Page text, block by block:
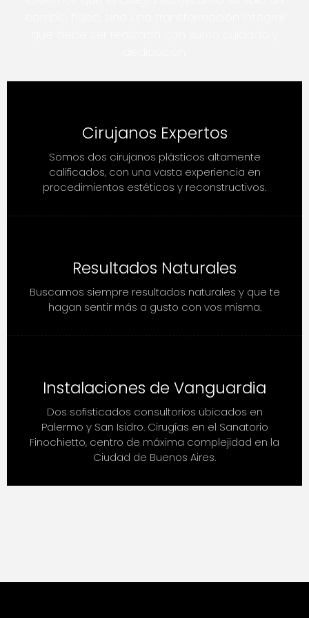
Cirujanos Expertos
Somos dos cirujanos plásticos altamente
calificados, con una vasta experiencia en
procedimientos estéticos y reconstructivos.
Resultados Naturales
Buscamos siempre resultados naturales y que te
hagan sentir más a gusto con vos misma.
Instalaciones de Vanguardia
Dos sofisticados consultorios ubicados en
Palermo y San Isidro. Cirugías en el Sanatorio
Finochietto, centro de máxima complejidad en la
Ciudad de Buenos Aires.